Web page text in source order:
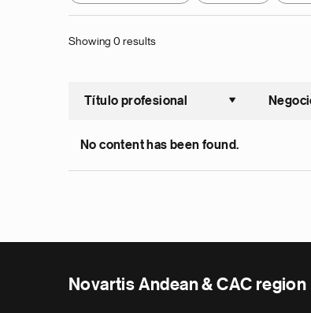
Showing 0 results
Título profesional
No content has been found.
Novartis Andean & CAC region